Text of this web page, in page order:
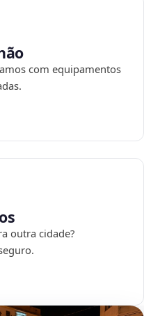
com equipamentos
outra cidade?